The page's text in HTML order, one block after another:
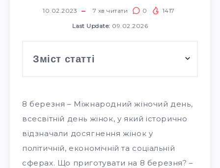
10.02.2023 7 хв читати 0 1417
Last Update: 09.02.2026
Зміст статті
8 березня – Міжнародний жіночий день,
всесвітній день жінок, у який історично
відзначали досягнення жінок у
політичній, економічній та соціальній
сферах. Що приготувати на 8 березня? –